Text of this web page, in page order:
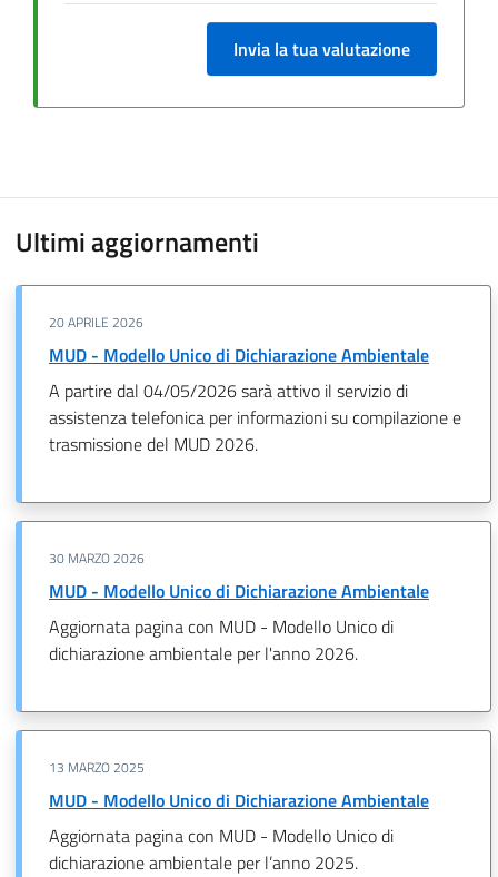
Invia la tua valutazione
Ultimi aggiornamenti
20 APRILE 2026
MUD - Modello Unico di Dichiarazione Ambientale
A partire dal 04/05/2026 sarà attivo il servizio di
assistenza telefonica per informazioni su compilazione e
trasmissione del MUD 2026.
30 MARZO 2026
MUD - Modello Unico di Dichiarazione Ambientale
Aggiornata pagina con MUD - Modello Unico di
dichiarazione ambientale per l'anno 2026.
13 MARZO 2025
MUD - Modello Unico di Dichiarazione Ambientale
Aggiornata pagina con MUD - Modello Unico di
dichiarazione ambientale per l’anno 2025.